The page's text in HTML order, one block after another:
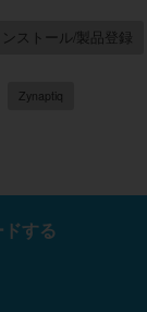
ンストール/製品登録
Zynaptiq
する